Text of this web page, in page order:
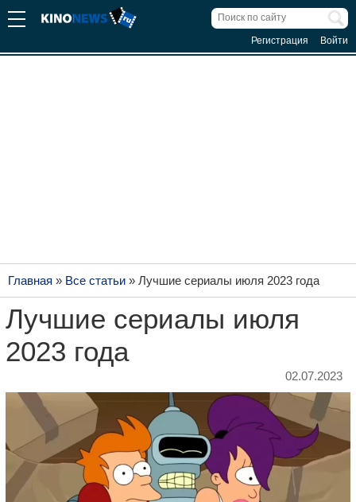
Регистрация Войти
Главная » Все статьи » Лучшие сериалы июля 2023 года
Лучшие сериалы июля
2023 года
02.07.2023